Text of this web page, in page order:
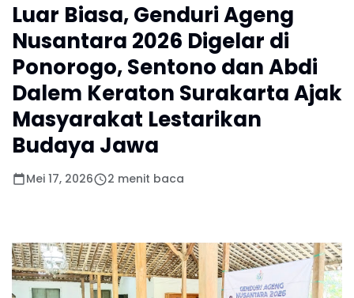
Luar Biasa, Genduri Ageng
Nusantara 2026 Digelar di
Ponorogo, Sentono dan Abdi
Dalem Keraton Surakarta Ajak
Masyarakat Lestarikan
Budaya Jawa
Mei 17, 2026 2 menit baca